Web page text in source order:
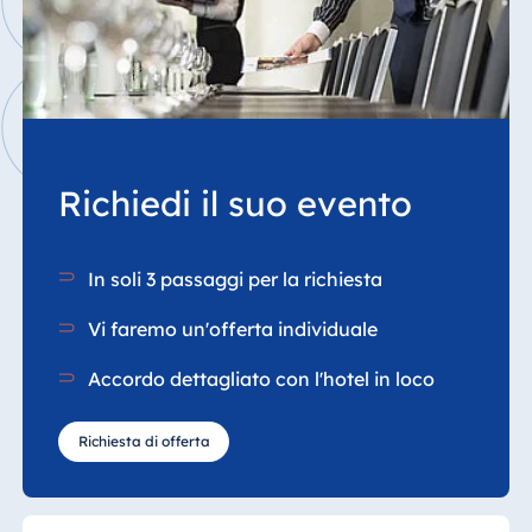
Richiedi il suo evento
In soli 3 passaggi per la richiesta
Vi faremo un'offerta individuale
Accordo dettagliato con l'hotel in loco
Richiesta di offerta